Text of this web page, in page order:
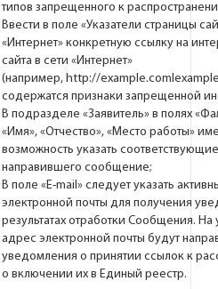
типов запрещенного к
Ввести в поле «Указатели страницы
«Интернет» конкретную ссылку на
сайта в сети «Интернет»
(например, http://
содержатся признаки запрещенной
В подразделе «Заявитель» в полях
«Имя», «Отчество», «Место работы»
возможность указать
направившего сообщение;
В поле «Е-mail» следует указать
электронной почты для получения
результатах отработки Сообщения. На
адрес электронной почты будут
уведомления о принятии ссылок к
о включении их в Единый реестр.